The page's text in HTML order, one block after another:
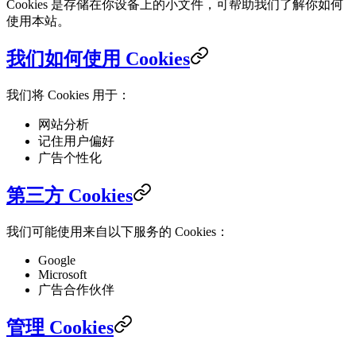
Cookies 是存储在你设备上的小文件，可帮助我们了解你如何
使用本站。
我们如何使用 Cookies
我们将 Cookies 用于：
网站分析
记住用户偏好
广告个性化
第三方 Cookies
我们可能使用来自以下服务的 Cookies：
Google
Microsoft
广告合作伙伴
管理 Cookies